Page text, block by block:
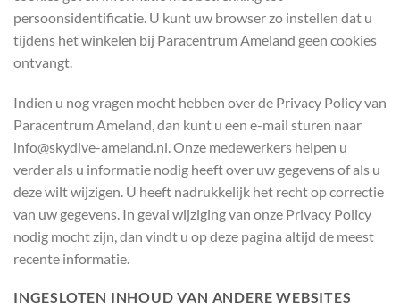
persoonsidentificatie. U kunt uw browser zo instellen dat u
tijdens het winkelen bij Paracentrum Ameland geen cookies
ontvangt.
Indien u nog vragen mocht hebben over de Privacy Policy van
Paracentrum Ameland, dan kunt u een e-mail sturen naar
info@skydive-ameland.nl. Onze medewerkers helpen u
verder als u informatie nodig heeft over uw gegevens of als u
deze wilt wijzigen. U heeft nadrukkelijk het recht op correctie
van uw gegevens. In geval wijziging van onze Privacy Policy
nodig mocht zijn, dan vindt u op deze pagina altijd de meest
recente informatie.
INGESLOTEN INHOUD VAN ANDERE WEBSITES